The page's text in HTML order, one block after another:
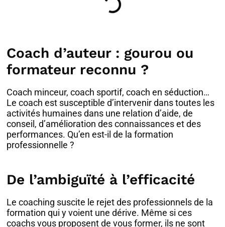
Coach d’auteur : gourou ou
formateur reconnu ?
Coach minceur, coach sportif, coach en séduction…
Le coach est susceptible d’intervenir dans toutes les
activités humaines dans une relation d’aide, de
conseil, d’amélioration des connaissances et des
performances. Qu’en est-il de la formation
professionnelle ?
De l’ambiguïté à l’efficacité
Le coaching suscite le rejet des professionnels de la
formation qui y voient une dérive. Même si ces
coachs vous proposent de vous former, ils ne sont